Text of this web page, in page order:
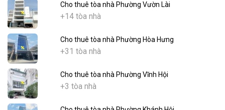
Cho thuê tòa nhà Phường Vườn Lài
+14 tòa nhà
Cho thuê tòa nhà Phường Hòa Hưng
+31 tòa nhà
Cho thuê tòa nhà Phường Vĩnh Hội
+3 tòa nhà